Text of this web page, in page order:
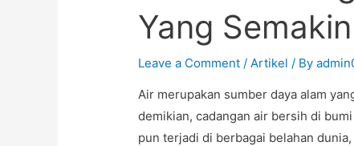
Yang
Leave a Comment / Artikel / By
Air merupakan sumber daya alam
demikian, cadangan air bersih di
pun terjadi di berbagai belahan